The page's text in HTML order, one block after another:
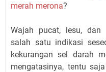
merah merona?
Wajah pucat, lesu, dan
salah satu indikasi
kekurangan sel darah
mengatasinya, tentu